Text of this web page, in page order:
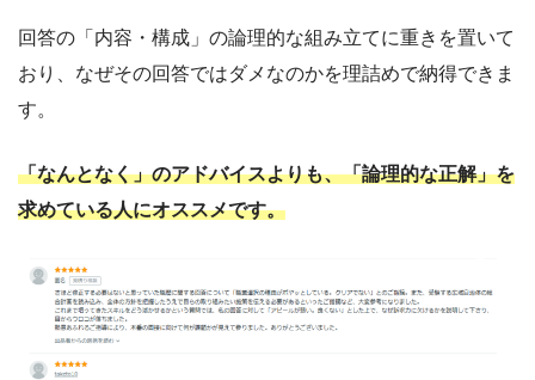
回答の「内容・構成」の論理的な組み立てに重きを置いて
おり、なぜその回答ではダメなのかを理詰めで納得できま
す。
「なんとなく」のアドバイスよりも、「論理的な正解」を
求めている人にオススメです。